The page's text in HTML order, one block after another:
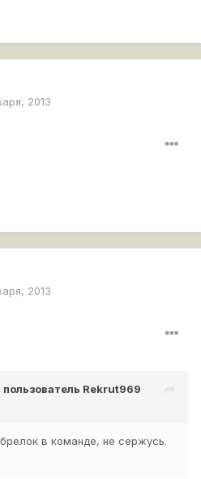
2013
2013
Rekrut969
в команде, не сержусь.